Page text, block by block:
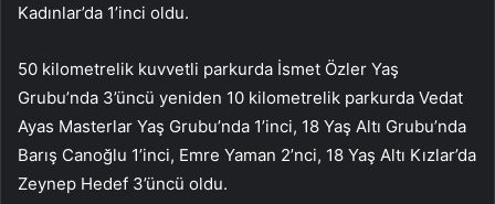
Kadınlar’da 1’inci oldu.
50 kilometrelik kuvvetli parkurda İsmet Özler Yaş
Grubu’nda 3’üncü yeniden 10 kilometrelik parkurda Vedat
Ayas Masterlar Yaş Grubu’nda 1’inci, 18 Yaş Altı Grubu’nda
Barış Canoğlu 1’inci, Emre Yaman 2’nci, 18 Yaş Altı Kızlar’da
Zeynep Hedef 3’üncü oldu.